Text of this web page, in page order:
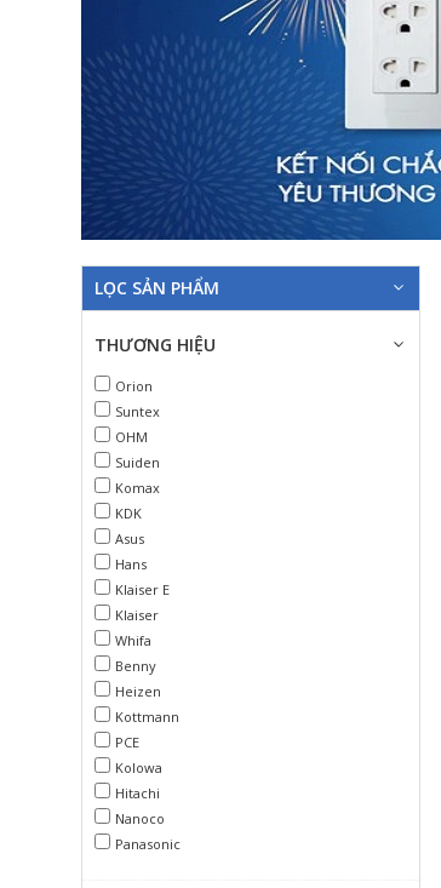
LỌC SẢN PHẨM
THƯƠNG HIỆU
Orion
Suntex
OHM
Suiden
Komax
KDK
Asus
Hans
Klaiser E
Klaiser
Whifa
Benny
Heizen
Kottmann
PCE
Kolowa
Hitachi
Nanoco
Panasonic